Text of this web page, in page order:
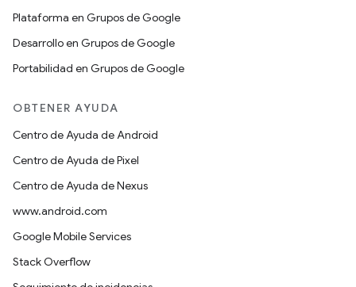
Plataforma en Grupos de Google
Desarrollo en Grupos de Google
Portabilidad en Grupos de Google
OBTENER AYUDA
Centro de Ayuda de Android
Centro de Ayuda de Pixel
Centro de Ayuda de Nexus
www.android.com
Google Mobile Services
Stack Overflow